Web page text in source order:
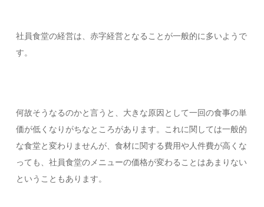
社員食堂の経営は、赤字経営となることが一般的に多いようで
す。
何故そうなるのかと言うと、大きな原因として一回の食事の単
価が低くなりがちなところがあります。これに関しては一般的
な食堂と変わりませんが、食材に関する費用や人件費が高くな
っても、社員食堂のメニューの価格が変わることはあまりない
ということもあります。